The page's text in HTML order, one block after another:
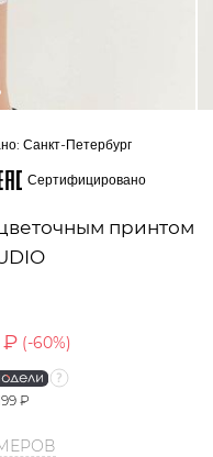
Санкт-Петербург
Сертифицировано
принтом
₽ (-60%)
₽